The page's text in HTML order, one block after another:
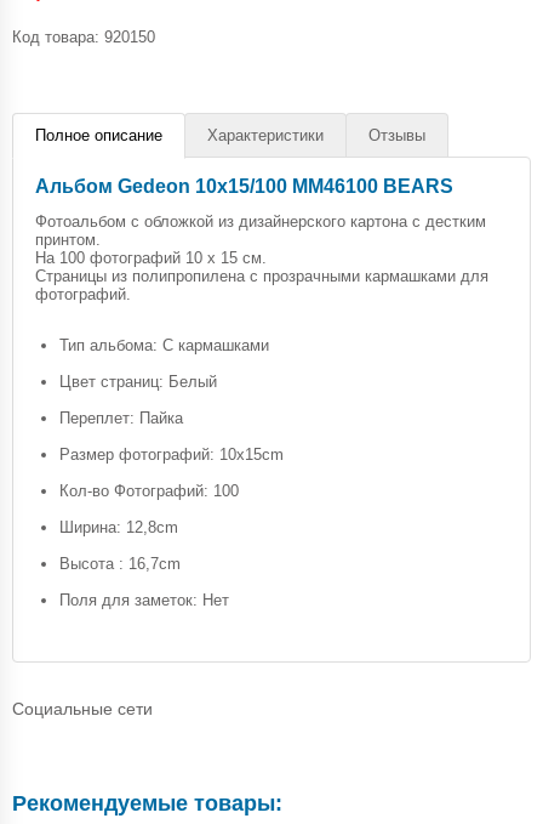
Код товара: 920150
Полное описание Характеристики Отзывы
Альбом Gedeon 10х15/100 MM46100 BEARS
Фотоальбом с обложкой из дизайнерского картона с дестким
принтом.
На 100 фотографий 10 х 15 см.
Страницы из полипропилена с прозрачными кармашками для
фотографий.
Тип альбома: С кармашками
Цвет страниц: Белый
Переплет: Пайка
Размер фотографий: 10x15cm
Кол-во Фотографий: 100
Ширина: 12,8cm
Высота : 16,7cm
Поля для заметок: Нет
Социальные сети
Рекомендуемые товары: